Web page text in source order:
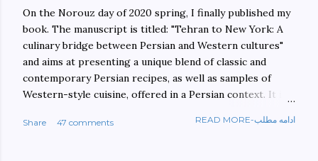
On the Norouz day of 2020 spring, I finally published my
book. The manuscript is titled: "Tehran to New York: A
culinary bridge between Persian and Western cultures"
and aims at presenting a unique blend of classic and
contemporary Persian recipes, as well as samples of
Western-style cuisine, offered in a Persian context. It is
walls. This book aims at constructing a bridge between
Share 47 comments READ MORE-ادامه مطلب